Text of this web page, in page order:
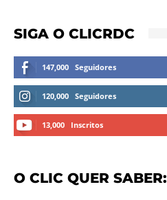
SIGA O CLICRDC
147,000 Seguidores
120,000 Seguidores
13,000 Inscritos
O CLIC QUER SABER: